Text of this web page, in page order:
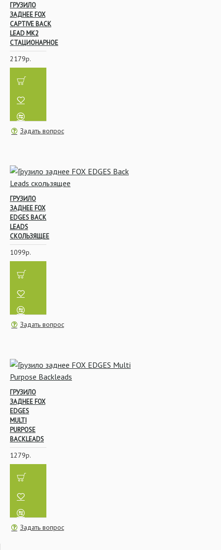
ГРУЗИЛО
ЗАДНЕЕ FOX
CAPTIVE BACK
LEAD MK2
СТАЦИОНАРНОЕ
2179р.
Задать вопрос
ГРУЗИЛО
ЗАДНЕЕ FOX
EDGES BACK
LEADS
СКОЛЬЗЯЩЕЕ
1099р.
Задать вопрос
ГРУЗИЛО
ЗАДНЕЕ FOX
EDGES
MULTI
PURPOSE
BACKLEADS
1279р.
Задать вопрос